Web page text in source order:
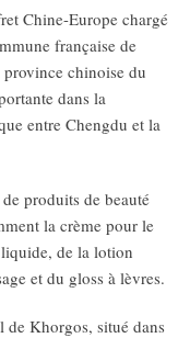
Chine-Europe chargé
française de
chinoise du
dans la
entre Chengdu et la
produits de beauté
la crème pour le
de la lotion
et du gloss à lèvres.
Khorgos, situé dans